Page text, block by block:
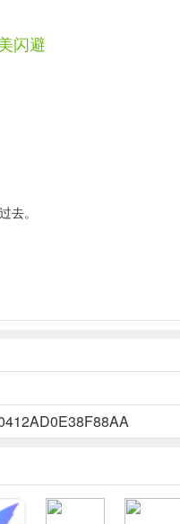
闪避
去。
得30多首额外歌曲。
歌曲包，